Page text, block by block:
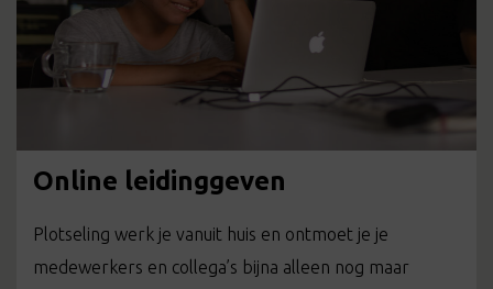
Online leidinggeven
Plotseling werk je vanuit huis en ontmoet je je
medewerkers en collega’s bijna alleen nog maar